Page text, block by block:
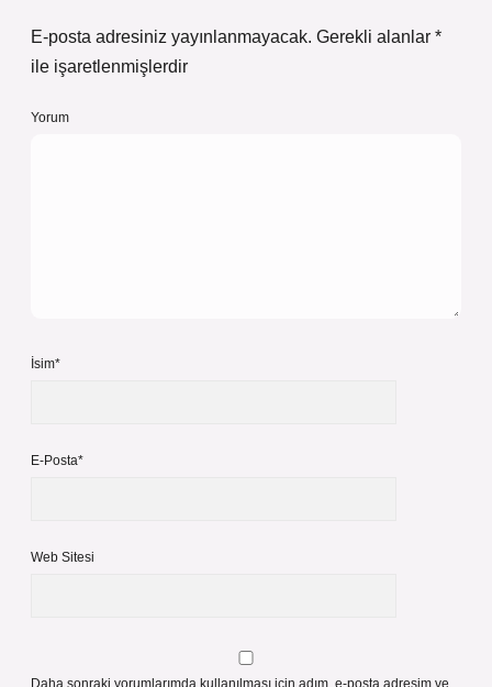
E-posta adresiniz yayınlanmayacak. Gerekli alanlar *
ile işaretlenmişlerdir
Yorum
İsim*
E-Posta*
Web Sitesi
Daha sonraki yorumlarımda kullanılması için adım, e-posta adresim ve